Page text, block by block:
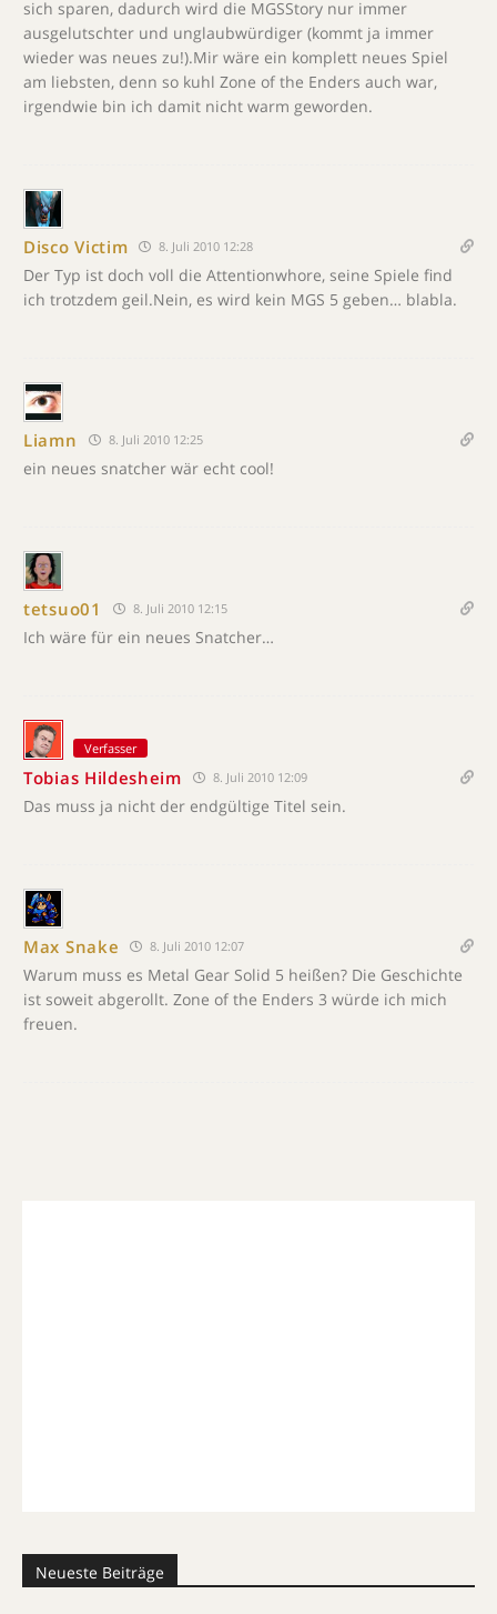
sich sparen, dadurch wird die MGSStory nur immer
ausgelutschter und unglaubwürdiger (kommt ja immer
wieder was neues zu!).Mir wäre ein komplett neues Spiel
am liebsten, denn so kuhl Zone of the Enders auch war,
irgendwie bin ich damit nicht warm geworden.
Disco Victim 8. Juli 2010 12:28
Der Typ ist doch voll die Attentionwhore, seine Spiele find
ich trotzdem geil.Nein, es wird kein MGS 5 geben… blabla.
Liamn 8. Juli 2010 12:25
ein neues snatcher wär echt cool!
tetsuo01 8. Juli 2010 12:15
Ich wäre für ein neues Snatcher…
Verfasser
Tobias Hildesheim 8. Juli 2010 12:09
Das muss ja nicht der endgültige Titel sein.
Max Snake 8. Juli 2010 12:07
Warum muss es Metal Gear Solid 5 heißen? Die Geschichte
ist soweit abgerollt. Zone of the Enders 3 würde ich mich
freuen.
Neueste Beiträge